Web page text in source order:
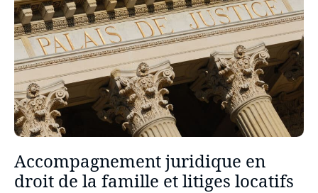
Accompagnement juridique en
droit de la famille et litiges locatifs